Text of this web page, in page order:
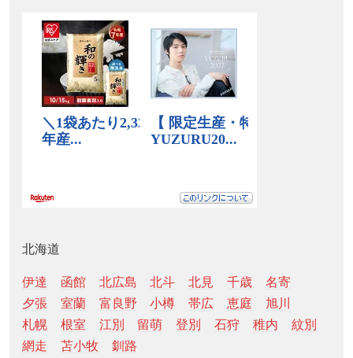
北海道
伊達 函館 北広島 北斗 北見 千歳
名寄
夕張
室蘭 富良野 小樽 帯広 恵庭
旭川
札幌
根室 江別 留萌 登別 石狩 稚内
紋別
網走
苫小牧 釧路